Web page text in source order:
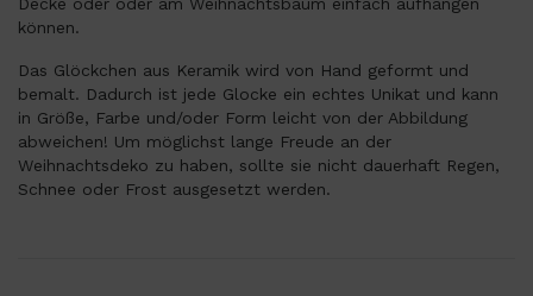
können.
Das Glöckchen aus Keramik wird von Hand geformt und
bemalt. Dadurch ist jede Glocke ein echtes Unikat und kann
in Größe, Farbe und/oder Form leicht von der Abbildung
abweichen! Um möglichst lange Freude an der
Weihnachtsdeko zu haben, sollte sie nicht dauerhaft Regen,
Schnee oder Frost ausgesetzt werden.